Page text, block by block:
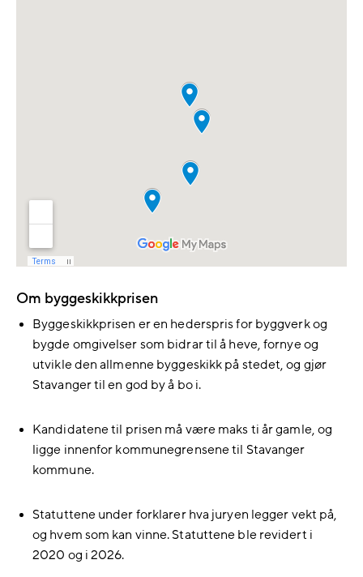
Om byggeskikkprisen
Byggeskikkprisen er en hederspris for byggverk og
bygde omgivelser som bidrar til å heve, fornye og
utvikle den allmenne byggeskikk på stedet, og gjør
Stavanger til en god by å bo i.
Kandidatene til prisen må være maks ti år gamle, og
ligge innenfor kommunegrensene til Stavanger
kommune.
Statuttene under forklarer hva juryen legger vekt på,
og hvem som kan vinne. Statuttene ble revidert i
2020 og i 2026.